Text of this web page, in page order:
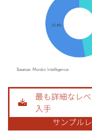
画像 © Mordor Intelligence。